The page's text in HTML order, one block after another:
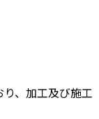
、加工及び施工